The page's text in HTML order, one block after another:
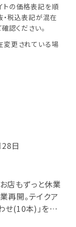
トの価格表記を順
税込表記が混在
認ください。
更されている場
日
店もずっと休業
再開。テイクア
せ(10本)」をタ